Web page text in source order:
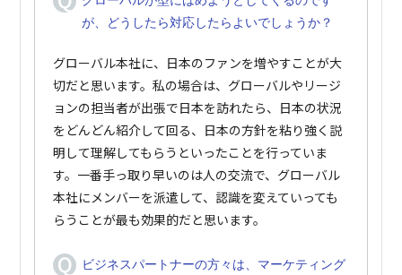
が、どうしたら対応したらよいでしょうか？
グローバル本社に、日本のファンを増やすことが大
切だと思います。私の場合は、グローバルやリージ
ョンの担当者が出張で日本を訪れたら、日本の状況
をどんどん紹介して回る、日本の方針を粘り強く説
明して理解してもらうといったことを行っていま
す。一番手っ取り早いのは人の交流で、グローバル
本社にメンバーを派遣して、認識を変えていっても
らうことが最も効果的だと思います。
ビジネスパートナーの方々は、マーケティング